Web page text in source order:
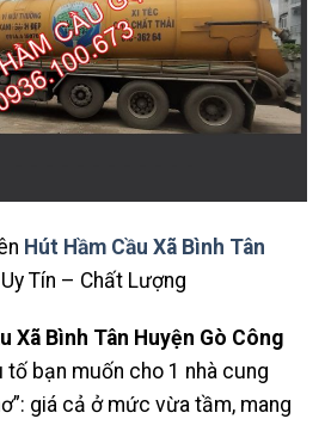
Hút Hầm Cầu Xã Bình Tân
Uy Tín – Chất Lượng
Xã Bình Tân Huyện Gò Công
tố bạn muốn cho 1 nhà cung
giá cả ở mức vừa tầm, mang